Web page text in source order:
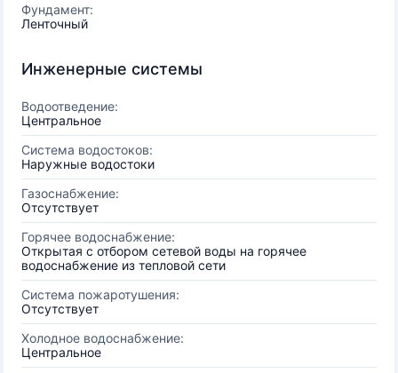
Фундамент:
Ленточный
Инженерные системы
Водоотведение:
Центральное
Система водостоков:
Наружные водостоки
Газоснабжение:
Отсутствует
Горячее водоснабжение:
Открытая с отбором сетевой воды на горячее
водоснабжение из тепловой сети
Система пожаротушения:
Отсутствует
Холодное водоснабжение:
Центральное